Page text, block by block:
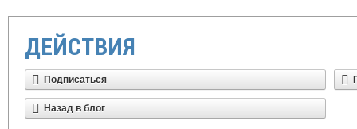
ДЕЙСТВИЯ
Подписаться
Назад в блог